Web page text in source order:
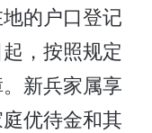
的户口登记
，按照规定
新兵家属享
优待金和其